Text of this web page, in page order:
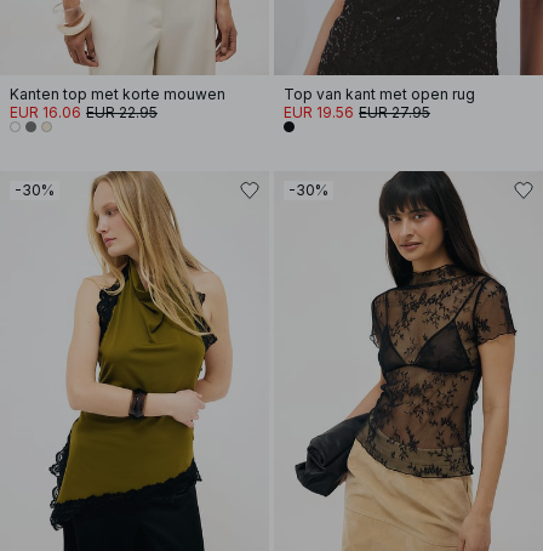
Kanten top met korte mouwen
EUR 16.06 EUR 22.95
Top van kant met open rug
EUR 19.56 EUR 27.95
-30% -30%